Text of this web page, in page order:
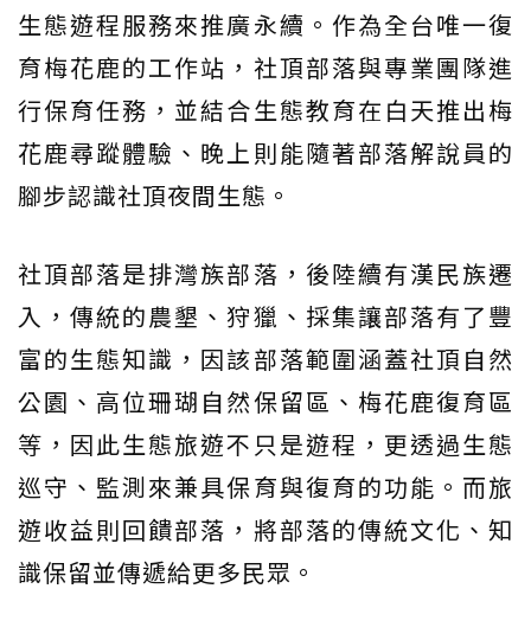
生態遊程服務來推廣永續。作為全台唯一復
育梅花鹿的工作站，社頂部落與專業團隊進
行保育任務，並結合生態教育在白天推出梅
花鹿尋蹤體驗、晚上則能隨著部落解說員的
腳步認識社頂夜間生態。
社頂部落是排灣族部落，後陸續有漢民族遷
入，傳統的農墾、狩獵、採集讓部落有了豐
富的生態知識，因該部落範圍涵蓋社頂自然
公園、高位珊瑚自然保留區、梅花鹿復育區
等，因此生態旅遊不只是遊程，更透過生態
巡守、監測來兼具保育與復育的功能。而旅
遊收益則回饋部落，將部落的傳統文化、知
識保留並傳遞給更多民眾。